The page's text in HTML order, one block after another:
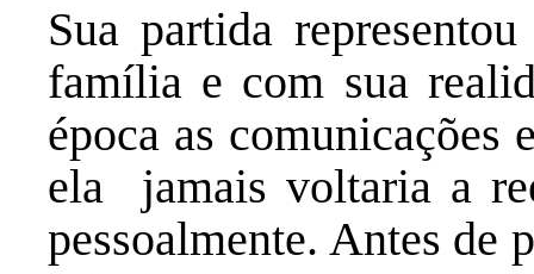
Sua partida
família e com sua
época as comunicações
ela jamais voltaria a
pessoalmente. Antes de